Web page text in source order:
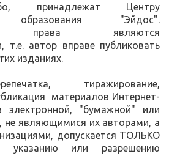
принадлежат Центру
образования "Эйдос".
права являются
т.е. автор вправе публиковать
изданиях.
тиражирование,
материалов Интернет-
"бумажной" или
являющимися их авторами, а
допускается ТОЛЬКО
указанию или разрешению